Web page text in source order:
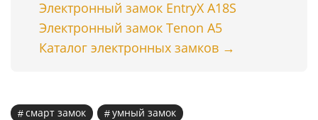
Электронный замок EntryX A18S
Электронный замок Tenon A5
Каталог электронных замков →
смарт замок
умный замок